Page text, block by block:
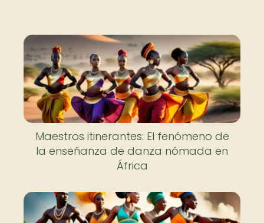
Maestros itinerantes: El fenómeno de
la enseñanza de danza nómada en
África